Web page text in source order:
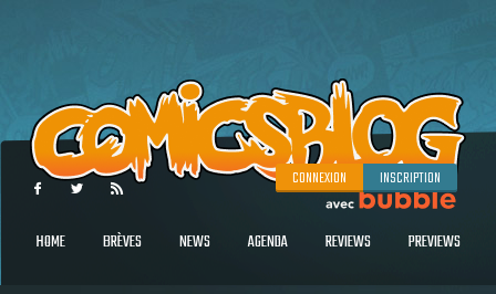
CONNEXION INSCRIPTION
HOME BRÈVES NEWS AGENDA REVIEWS PREVIEWS